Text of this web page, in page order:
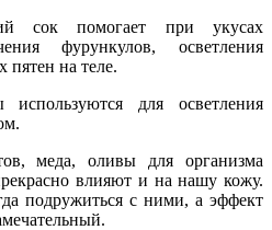
сок помогает при укусах
фурункулов, осветления
на теле.
для осветления
меда, оливы для организма
влияют и на нашу кожу.
подружиться с ними, а эффект